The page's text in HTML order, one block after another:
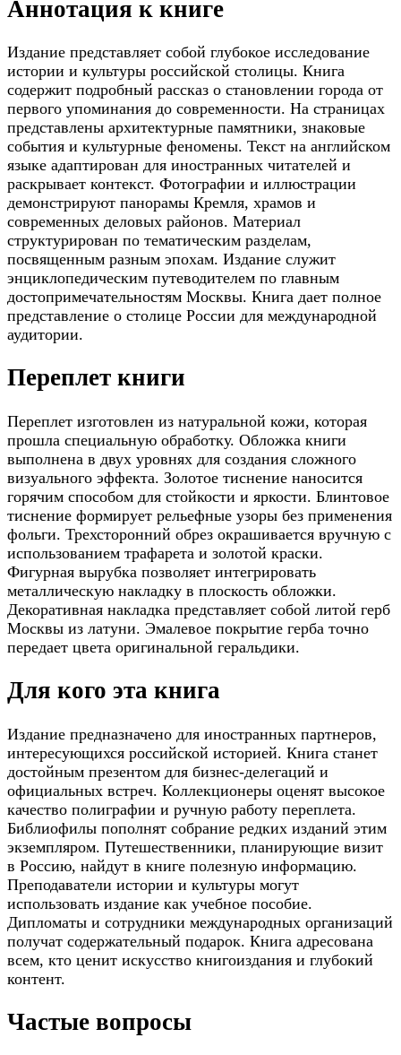
Аннотация к книге
Издание представляет собой глубокое исследование
истории и культуры российской столицы. Книга
содержит подробный рассказ о становлении города от
первого упоминания до современности. На страницах
представлены архитектурные памятники, знаковые
события и культурные феномены. Текст на английском
языке адаптирован для иностранных читателей и
раскрывает контекст. Фотографии и иллюстрации
демонстрируют панорамы Кремля, храмов и
современных деловых районов. Материал
структурирован по тематическим разделам,
посвященным разным эпохам. Издание служит
энциклопедическим путеводителем по главным
достопримечательностям Москвы. Книга дает полное
представление о столице России для международной
аудитории.
Переплет книги
Переплет изготовлен из натуральной кожи, которая
прошла специальную обработку. Обложка книги
выполнена в двух уровнях для создания сложного
визуального эффекта. Золотое тиснение наносится
горячим способом для стойкости и яркости. Блинтовое
тиснение формирует рельефные узоры без применения
фольги. Трехсторонний обрез окрашивается вручную с
использованием трафарета и золотой краски.
Фигурная вырубка позволяет интегрировать
металлическую накладку в плоскость обложки.
Декоративная накладка представляет собой литой герб
Москвы из латуни. Эмалевое покрытие герба точно
передает цвета оригинальной геральдики.
Для кого эта книга
Издание предназначено для иностранных партнеров,
интересующихся российской историей. Книга станет
достойным презентом для бизнес-делегаций и
официальных встреч. Коллекционеры оценят высокое
качество полиграфии и ручную работу переплета.
Библиофилы пополнят собрание редких изданий этим
экземпляром. Путешественники, планирующие визит
в Россию, найдут в книге полезную информацию.
Преподаватели истории и культуры могут
использовать издание как учебное пособие.
Дипломаты и сотрудники международных организаций
получат содержательный подарок. Книга адресована
всем, кто ценит искусство книгоиздания и глубокий
контент.
Частые вопросы